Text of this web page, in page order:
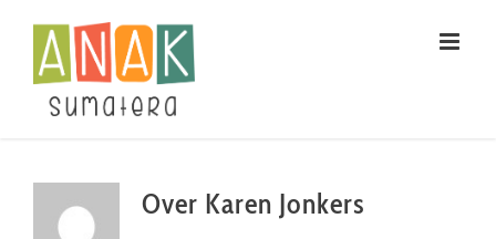
inhoud
Over Karen Jonkers